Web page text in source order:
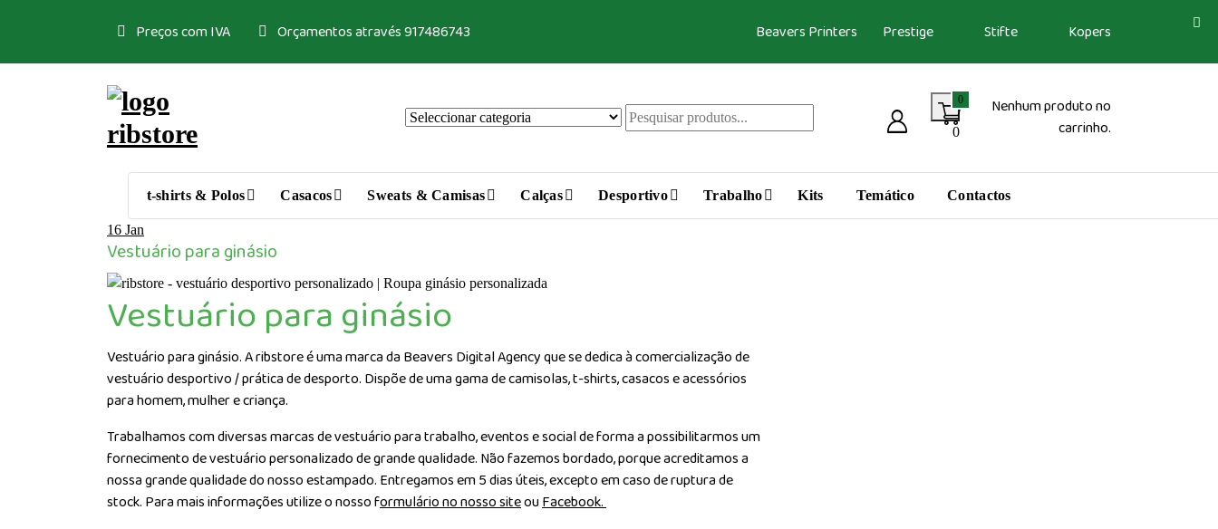
Preços com IVA Orçamentos através 917486743 Beavers Printers Prestige Stifte Kopers
0
0
Nenhum produto no
carrinho.
t-shirts & Polos Casacos Sweats & Camisas Calças Desportivo Trabalho Kits Temático Contactos
16 Jan
Vestuário para ginásio
Vestuário para ginásio
Vestuário para ginásio. A ribstore é uma marca da Beavers Digital Agency que se dedica à comercialização de
vestuário desportivo / prática de desporto. Dispõe de uma gama de camisolas, t-shirts, casacos e acessórios
para homem, mulher e criança.
Trabalhamos com diversas marcas de vestuário para trabalho, eventos e social de forma a possibilitarmos um
fornecimento de vestuário personalizado de grande qualidade. Não fazemos bordado, porque acreditamos a
nossa grande qualidade do nosso estampado. Entregamos em 5 dias úteis, excepto em caso de ruptura de
stock. Para mais informações utilize o nosso formulário no nosso siteouFacebook.